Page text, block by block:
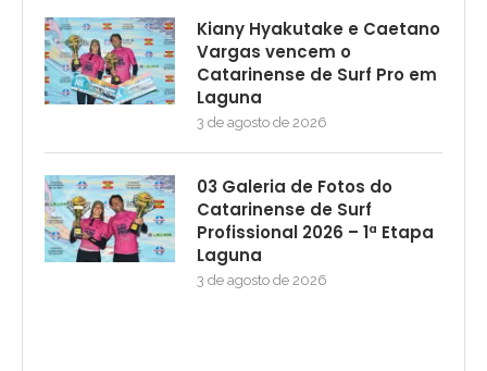
Kiany Hyakutake e Caetano
Vargas vencem o
Catarinense de Surf Pro em
Laguna
3 de agosto de 2026
03 Galeria de Fotos do
Catarinense de Surf
Profissional 2026 – 1ª Etapa
Laguna
3 de agosto de 2026